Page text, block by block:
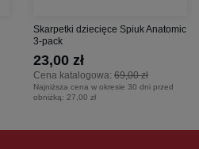
Skarpetki dziecięce Spiuk Anatomic
3-pack
Cena katalogowa: 69,00 zł
23,00 zł
Najniższa cena w okresie 30 dni przed
obniżką: 27,00 zł